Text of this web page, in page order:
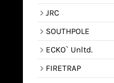
JRC
SOUTHPOLE
ECKO` Unltd.
FIRETRAP